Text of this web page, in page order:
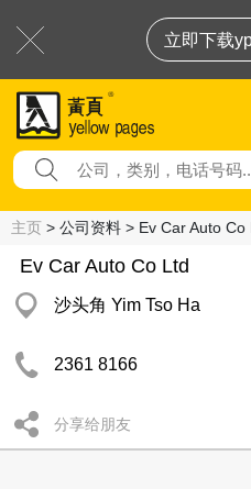
立即下载
主页 > 公司资料 > Ev Car Auto Co
Ev Car Auto Co Ltd
沙头角 Yim Tso Ha
2361 8166
分享给朋友